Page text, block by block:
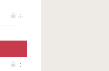
-:-
-:-